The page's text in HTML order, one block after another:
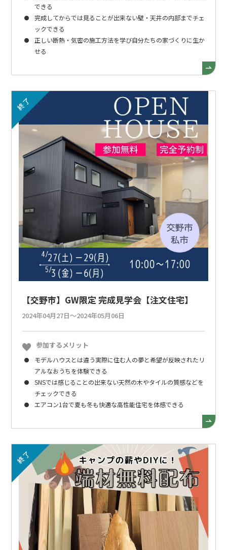
できる
完成してからでは見ることが出来ない壁・天井の内部までチェ
ックできる
正しい断熱・気密の施工方法を学び自分たちの家づくりに生か
せる
終了
【交野市】GW限定 完成見学会【注文住宅】
2024年04月27日～2024年05月06日
参加するメリット
モデルハウスとは違う実際に住む人の夢と希望が反映されたリ
アルなおうちを体験できる
SNSでは感じることの出来ない天然の木やタイルの質感などを
チェックできる
エアコン1台で夏も冬も快適な高性能住宅を体感できる
終了